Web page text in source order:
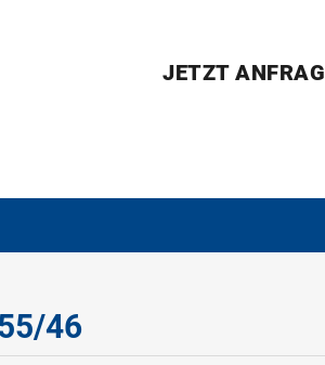
JETZT
46